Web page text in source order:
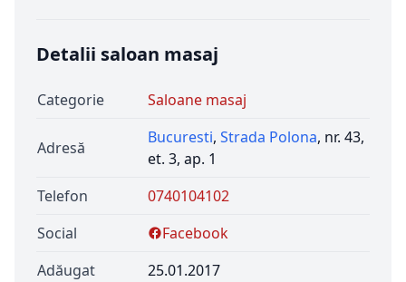
Detalii saloan masaj
Categorie Saloane masaj
Adresă
Bucuresti, Strada Polona, nr. 43,
et. 3, ap. 1
Telefon
0740104102
Social
Facebook
Adăugat
25.01.2017